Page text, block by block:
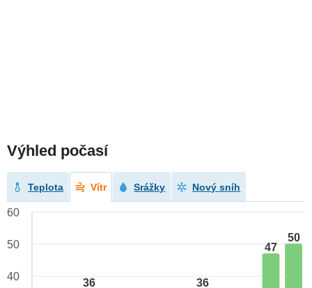
Výhled počasí
Teplota Vítr Srážky Nový sníh
36
36
47
50
60
50
40